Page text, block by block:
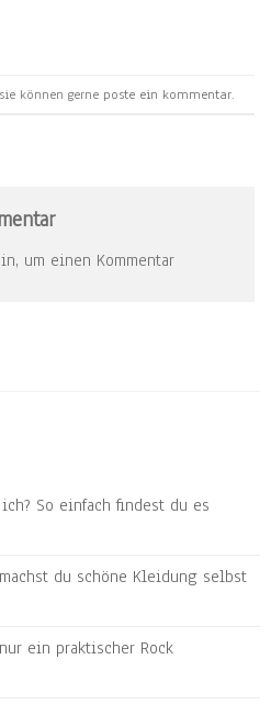
können gerne poste ein kommentar.
um einen Kommentar
So einfach findest du es
du schöne Kleidung selbst
ein praktischer Rock